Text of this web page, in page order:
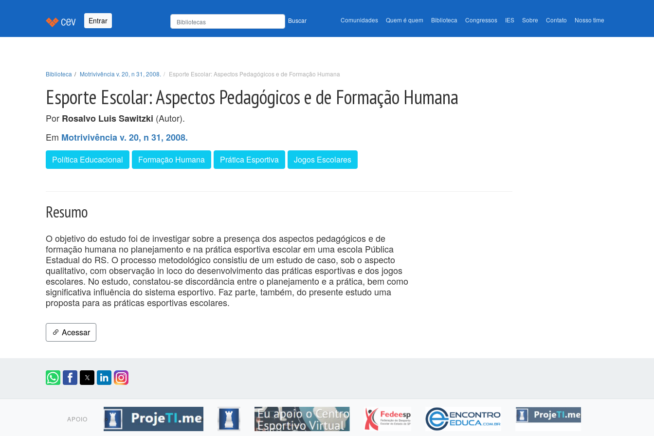
Entrar Buscar Comunidades Quem é quem Biblioteca Congressos IES Sobre Contato Nosso time
Biblioteca Motrivivência v. 20, n 31, 2008. Esporte Escolar: Aspectos Pedagógicos e de Formação Humana
Esporte Escolar: Aspectos Pedagógicos e de Formação Humana
Por Rosalvo Luis Sawitzki (Autor).
Em Motrivivência v. 20, n 31, 2008.
Política Educacional Formação Humana Prática Esportiva Jogos Escolares
Resumo
O objetivo do estudo foi de investigar sobre a presença dos aspectos pedagógicos e de
formação humana no planejamento e na prática esportiva escolar em uma escola Pública
Estadual do RS. O processo metodológico consistiu de um estudo de caso, sob o aspecto
qualitativo, com observação in loco do desenvolvimento das práticas esportivas e dos jogos
escolares. No estudo, constatou-se discordância entre o planejamento e a prática, bem como
significativa influência do sistema esportivo. Faz parte, também, do presente estudo uma
proposta para as práticas esportivas escolares.
Acessar
APOIO